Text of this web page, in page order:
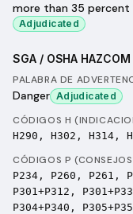
more than 35 percent
Adjudicated
SGA / OSHA
PALABRA DE
Danger Adjudicated
CÓDIGOS H
H290, H302, H314,
CÓDIGOS P
P234, P260, P261,
P301+P312,
P304+P340,